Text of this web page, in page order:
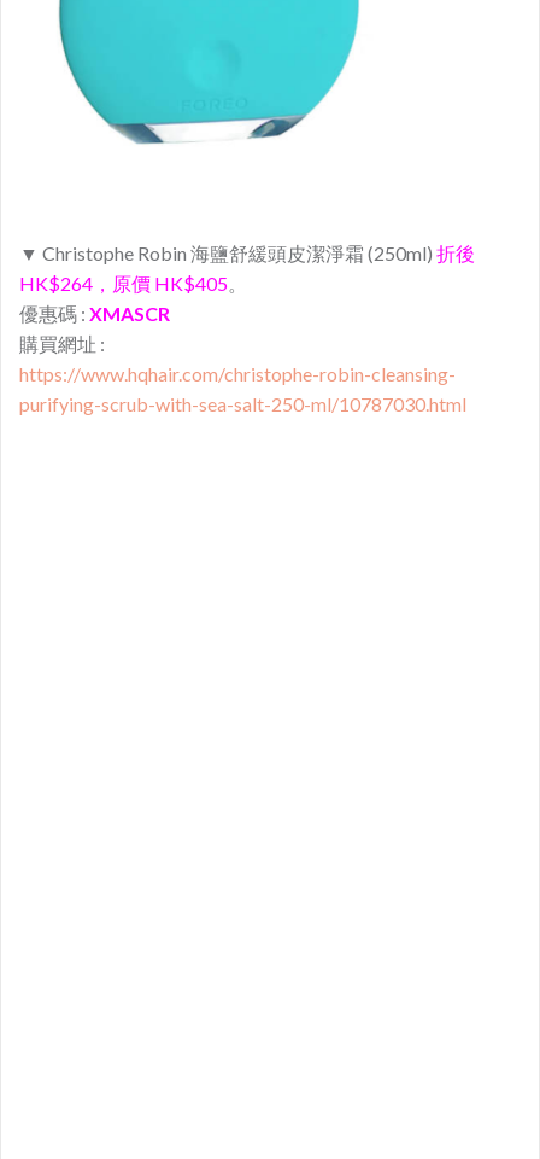
▼ Christophe Robin 海鹽舒緩頭皮潔淨霜 (250ml) 折後
HK$264，原價 HK$405。
優惠碼 : XMASCR
購買網址 :
https://www.hqhair.com/christophe-robin-cleansing-
purifying-scrub-with-sea-salt-250-ml/10787030.html